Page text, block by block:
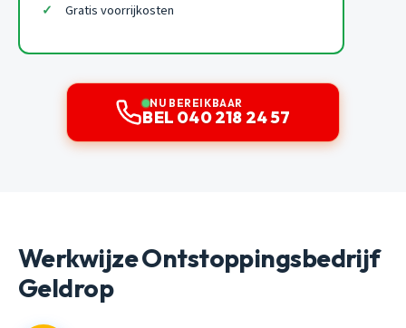
Gratis voorrijkosten
NU BEREIKBAAR
BEL 040 218 24 57
Werkwijze Ontstoppingsbedrijf
Geldrop